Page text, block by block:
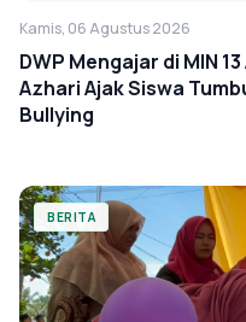
Kamis, 06 Agustus 2026
DWP Mengajar di MIN
Azhari Ajak Siswa
Bullying
BERITA